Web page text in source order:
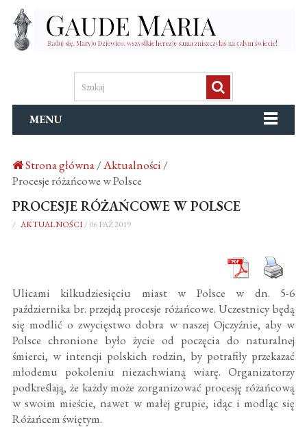
MENU
Strona główna/Aktualności /
Procesje różańcowe w Polsce
PROCESJE RÓŻAŃCOWE W POLSCE
/ AKTUALNOŚCI / 06 PAŹ 2019
Ulicami kilkudziesięciu miast w Polsce w dn. 5-6
października br. przejdą procesje różańcowe. Uczestnicy będą
się modlić o zwycięstwo dobra w naszej Ojczyźnie, aby w
Polsce chronione było życie od poczęcia do naturalnej
śmierci, w intencji polskich rodzin, by potrafiły przekazać
młodemu pokoleniu niezachwianą wiarę. Organizatorzy
podkreślają, że każdy może zorganizować procesję różańcową
w swoim mieście, nawet w małej grupie, idąc i modląc się
Różańcem świętym.